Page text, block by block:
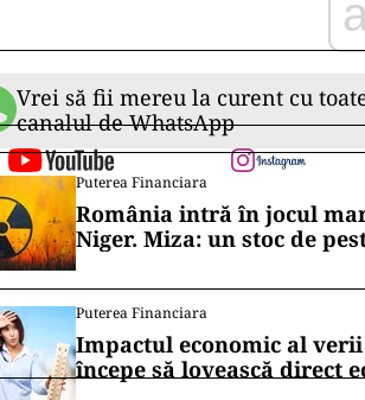
Vrei să fii mereu la curent cu
canalul de WhatsApp
Puterea Financiara
România intră în jocul
Niger. Miza: un stoc de
Puterea Financiara
Impactul economic al
începe să lovească direct